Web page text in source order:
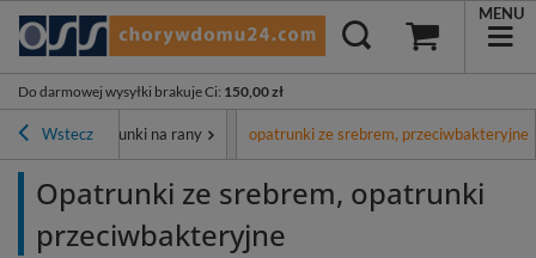
Do darmowej wysyłki brakuje Ci: 150,00 zł
MENU
Wstecz
ran Opatrunki na rany opatrunki ze srebrem, przeciwbakteryjne
Opatrunki ze srebrem, opatrunki
przeciwbakteryjne